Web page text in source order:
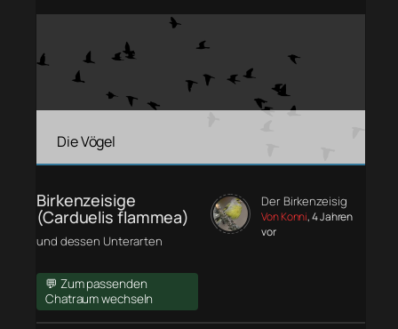
Die Vögel
Birkenzeisige
(Carduelis flammea)
und dessen Unterarten
💬 Zum passenden
Chatraum wechseln
Der Birkenzeisig
Von Konni, 4 Jahren
vor